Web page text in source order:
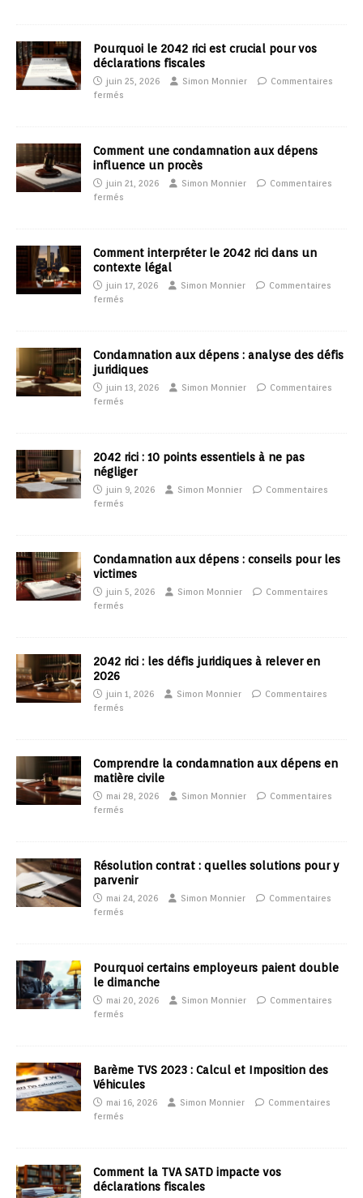
Pourquoi le 2042 rici est crucial pour vos
déclarations fiscales
juin 25, 2026 Simon Monnier
Commentaires
fermés
Comment une condamnation aux dépens
influence un procès
juin 21, 2026 Simon Monnier
Commentaires
fermés
Comment interpréter le 2042 rici dans un
contexte légal
juin 17, 2026 Simon Monnier
Commentaires
fermés
Condamnation aux dépens : analyse des défis
juridiques
juin 13, 2026 Simon Monnier
Commentaires
fermés
2042 rici : 10 points essentiels à ne pas
négliger
juin 9, 2026 Simon Monnier
Commentaires
fermés
Condamnation aux dépens : conseils pour les
victimes
juin 5, 2026 Simon Monnier
Commentaires
fermés
2042 rici : les défis juridiques à relever en
2026
juin 1, 2026 Simon Monnier
Commentaires
fermés
Comprendre la condamnation aux dépens en
matière civile
mai 28, 2026 Simon Monnier
Commentaires
fermés
Résolution contrat : quelles solutions pour y
parvenir
mai 24, 2026 Simon Monnier
Commentaires
fermés
Pourquoi certains employeurs paient double
le dimanche
mai 20, 2026 Simon Monnier
Commentaires
fermés
Barème TVS 2023 : Calcul et Imposition des
Véhicules
mai 16, 2026 Simon Monnier
Commentaires
fermés
Comment la TVA SATD impacte vos
déclarations fiscales